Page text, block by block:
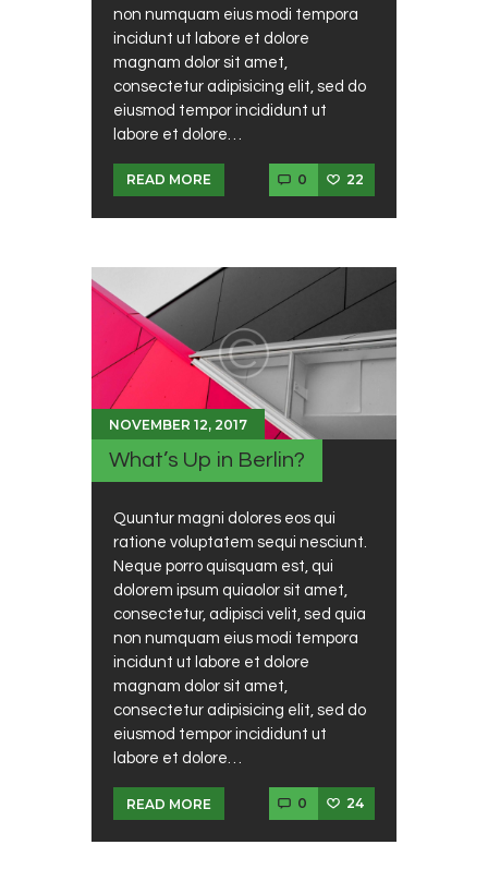
non numquam eius modi tempora
incidunt ut labore et dolore
magnam dolor sit amet,
consectetur adipisicing elit, sed do
eiusmod tempor incididunt ut
labore et dolore…
READ MORE 0 22
NOVEMBER 12, 2017
What’s Up in Berlin?
Quuntur magni dolores eos qui
ratione voluptatem sequi nesciunt.
Neque porro quisquam est, qui
dolorem ipsum quiaolor sit amet,
consectetur, adipisci velit, sed quia
non numquam eius modi tempora
incidunt ut labore et dolore
magnam dolor sit amet,
consectetur adipisicing elit, sed do
eiusmod tempor incididunt ut
labore et dolore…
READ MORE 0 24